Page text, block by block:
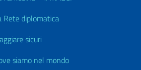
Rete diplomatica
sicuri
siamo nel mondo